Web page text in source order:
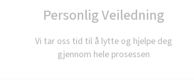
Personlig Veiledning
Vi tar oss tid til å lytte og hjelpe deg
gjennom hele prosessen
lørdag 18.7 og
10.8.